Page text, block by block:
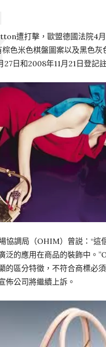
遭打擊，歐盟德國法院4
色米色棋盤圖案以及黑色
日和2008年11月21日登記
協調局（OHIM）曾説：“
泛的應用在商品的裝飾中。
區分特徵，不符合商標必須
佈公司將繼續上訴。